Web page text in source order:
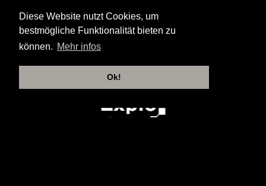
Diese Website nutzt Cookies, um
bestmögliche Funktionalität bieten zu
können. Mehr infos
Ok!